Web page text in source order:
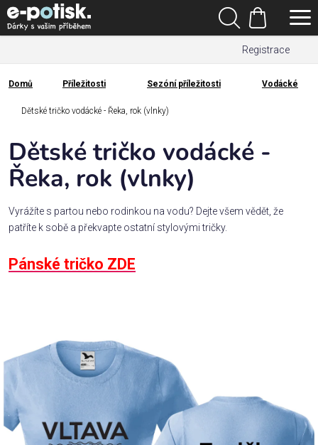
Přejít
na
obsah
Registrace
Hledat
Nákupní
košík
Kategorie
Dárek
pro
Rodina
/
Příležitosti
Domácnost
Kolekce
Domů
Domů Příležitosti Sezóní příležitosti Vodácké
Dětské tričko vodácké - Řeka, rok (vlnky)
Dětské tričko vodácké -
Řeka, rok (vlnky)
Vyrážíte s partou nebo rodinkou na vodu? Dejte všem vědět, že
patříte k sobě a překvapte ostatní stylovými tričky.
Pánské tričko ZDE